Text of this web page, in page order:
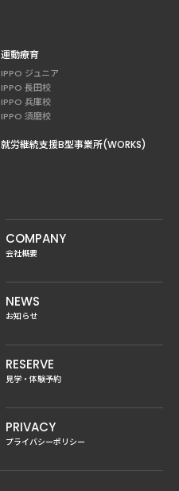
運動療育
IPPO ジュニア
IPPO 長田校
IPPO 兵庫校
IPPO 須磨校
就労継続支援B型事業所(WORKS)
COMPANY
会社概要
NEWS
お知らせ
RESERVE
見学・体験予約
PRIVACY
プライバシーポリシー